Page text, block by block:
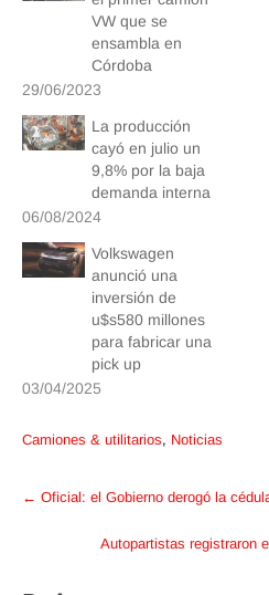
VW que se
ensambla en
Córdoba
29/06/2023
La producción
cayó en julio un
9,8% por la baja
demanda interna
06/08/2024
Volkswagen
anunció una
inversión de
u$s580 millones
para fabricar una
pick up
03/04/2025
Camiones & utilitarios, Noticias
Post
← Oficial: el Gobierno derogó la
Autopartistas registraron